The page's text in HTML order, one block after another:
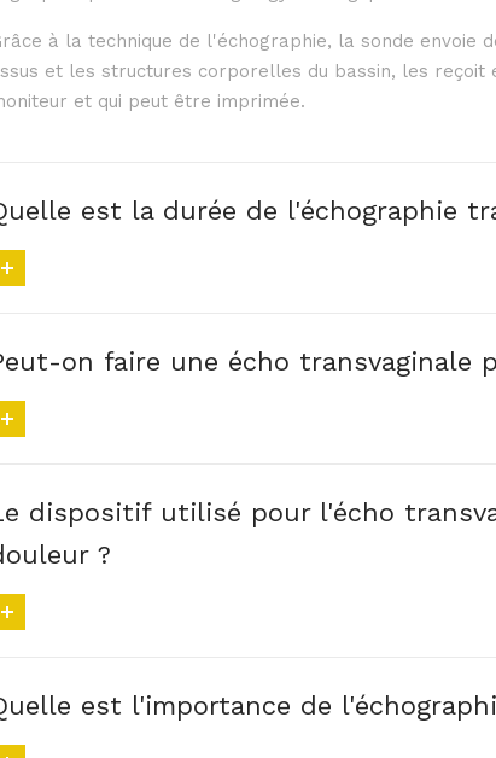
à la technique de l'échographie, la sonde envoie
et les structures corporelles du bassin, les
et qui peut être imprimée.
est la durée de l'échographie
on faire une écho transvaginale
dispositif utilisé pour l'écho
?
est l'importance de